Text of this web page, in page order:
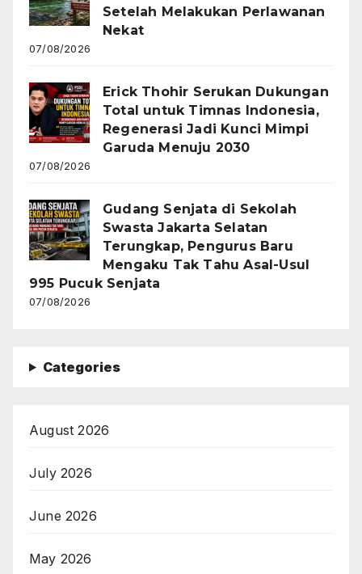
Setelah Melakukan Perlawanan
Nekat
07/08/2026
Erick Thohir Serukan Dukungan
Total untuk Timnas Indonesia,
Regenerasi Jadi Kunci Mimpi
Garuda Menuju 2030
07/08/2026
Gudang Senjata di Sekolah
Swasta Jakarta Selatan
Terungkap, Pengurus Baru
Mengaku Tak Tahu Asal-Usul
995 Pucuk Senjata
07/08/2026
Categories
August 2026
July 2026
June 2026
May 2026